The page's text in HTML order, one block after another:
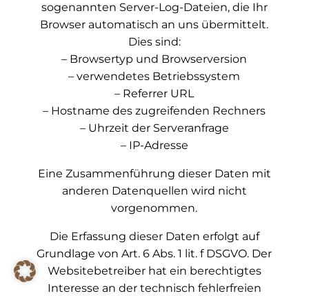
sogenannten Server-Log-Dateien, die Ihr
Browser automatisch an uns übermittelt.
Dies sind:
– Browsertyp und Browserversion
– verwendetes Betriebssystem
– Referrer URL
– Hostname des zugreifenden Rechners
– Uhrzeit der Serveranfrage
– IP-Adresse
Eine Zusammenführung dieser Daten mit
anderen Datenquellen wird nicht
vorgenommen.
Die Erfassung dieser Daten erfolgt auf
Grundlage von Art. 6 Abs. 1 lit. f DSGVO. Der
Websitebetreiber hat ein berechtigtes
Interesse an der technisch fehlerfreien